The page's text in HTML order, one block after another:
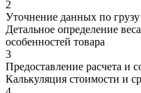
2
Уточнение данных по грузу
Детальное определение
особенностей товара
3
Предоставление расчета и
Калькуляция стоимости и